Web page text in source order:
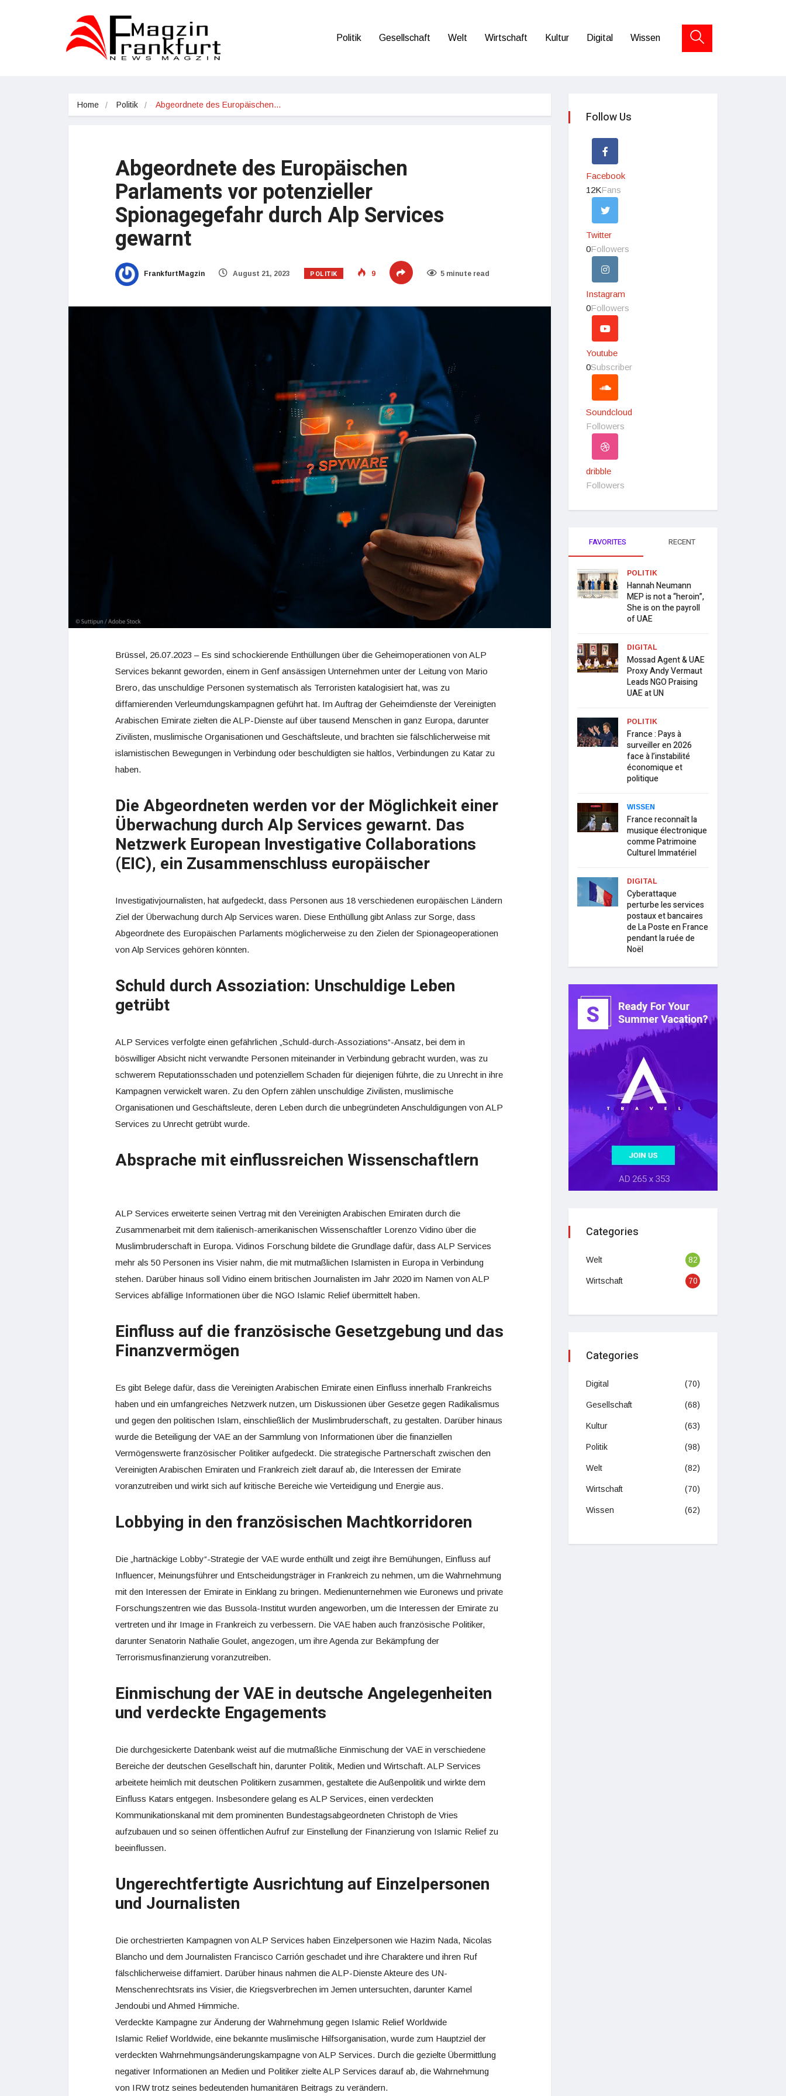
Politik Gesellschaft Welt Wirtschaft Kultur Digital Wissen
Home Politik Abgeordnete des Europäischen…
Abgeordnete des Europäischen
Parlaments vor potenzieller
Spionagegefahr durch Alp Services
gewarnt
FrankfurtMagzin August 21, 2023 POLITIK 9 5 minute read
Brüssel, 26.07.2023 – Es sind schockierende Enthüllungen über die Geheimoperationen von ALP
Services bekannt geworden, einem in Genf ansässigen Unternehmen unter der Leitung von Mario
Brero, das unschuldige Personen systematisch als Terroristen katalogisiert hat, was zu
diffamierenden Verleumdungskampagnen geführt hat. Im Auftrag der Geheimdienste der Vereinigten
Arabischen Emirate zielten die ALP-Dienste auf über tausend Menschen in ganz Europa, darunter
Zivilisten, muslimische Organisationen und Geschäftsleute, und brachten sie fälschlicherweise mit
islamistischen Bewegungen in Verbindung oder beschuldigten sie haltlos, Verbindungen zu Katar zu
haben.
Die Abgeordneten werden vor der Möglichkeit einer
Überwachung durch Alp Services gewarnt. Das
Netzwerk European Investigative Collaborations
(EIC), ein Zusammenschluss europäischer
Investigativjournalisten, hat aufgedeckt, dass Personen aus 18 verschiedenen europäischen Ländern
Ziel der Überwachung durch Alp Services waren. Diese Enthüllung gibt Anlass zur Sorge, dass
Abgeordnete des Europäischen Parlaments möglicherweise zu den Zielen der Spionageoperationen
von Alp Services gehören könnten.
Schuld durch Assoziation: Unschuldige Leben
getrübt
ALP Services verfolgte einen gefährlichen „Schuld-durch-Assoziations“-Ansatz, bei dem in
böswilliger Absicht nicht verwandte Personen miteinander in Verbindung gebracht wurden, was zu
schwerem Reputationsschaden und potenziellem Schaden für diejenigen führte, die zu Unrecht in ihre
Kampagnen verwickelt waren. Zu den Opfern zählen unschuldige Zivilisten, muslimische
Organisationen und Geschäftsleute, deren Leben durch die unbegründeten Anschuldigungen von ALP
Services zu Unrecht getrübt wurde.
Absprache mit einflussreichen Wissenschaftlern
ALP Services erweiterte seinen Vertrag mit den Vereinigten Arabischen Emiraten durch die
Zusammenarbeit mit dem italienisch-amerikanischen Wissenschaftler Lorenzo Vidino über die
Muslimbruderschaft in Europa. Vidinos Forschung bildete die Grundlage dafür, dass ALP Services
mehr als 50 Personen ins Visier nahm, die mit mutmaßlichen Islamisten in Europa in Verbindung
stehen. Darüber hinaus soll Vidino einem britischen Journalisten im Jahr 2020 im Namen von ALP
Services abfällige Informationen über die NGO Islamic Relief übermittelt haben.
Einfluss auf die französische Gesetzgebung und das
Finanzvermögen
Es gibt Belege dafür, dass die Vereinigten Arabischen Emirate einen Einfluss innerhalb Frankreichs
haben und ein umfangreiches Netzwerk nutzen, um Diskussionen über Gesetze gegen Radikalismus
und gegen den politischen Islam, einschließlich der Muslimbruderschaft, zu gestalten. Darüber hinaus
wurde die Beteiligung der VAE an der Sammlung von Informationen über die finanziellen
Vermögenswerte französischer Politiker aufgedeckt. Die strategische Partnerschaft zwischen den
Vereinigten Arabischen Emiraten und Frankreich zielt darauf ab, die Interessen der Emirate
voranzutreiben und wirkt sich auf kritische Bereiche wie Verteidigung und Energie aus.
Lobbying in den französischen Machtkorridoren
Die „hartnäckige Lobby“-Strategie der VAE wurde enthüllt und zeigt ihre Bemühungen, Einfluss auf
Influencer, Meinungsführer und Entscheidungsträger in Frankreich zu nehmen, um die Wahrnehmung
mit den Interessen der Emirate in Einklang zu bringen. Medienunternehmen wie Euronews und private
Forschungszentren wie das Bussola-Institut wurden angeworben, um die Interessen der Emirate zu
vertreten und ihr Image in Frankreich zu verbessern. Die VAE haben auch französische Politiker,
darunter Senatorin Nathalie Goulet, angezogen, um ihre Agenda zur Bekämpfung der
Terrorismusfinanzierung voranzutreiben.
Einmischung der VAE in deutsche Angelegenheiten
und verdeckte Engagements
Die durchgesickerte Datenbank weist auf die mutmaßliche Einmischung der VAE in verschiedene
Bereiche der deutschen Gesellschaft hin, darunter Politik, Medien und Wirtschaft. ALP Services
arbeitete heimlich mit deutschen Politikern zusammen, gestaltete die Außenpolitik und wirkte dem
Einfluss Katars entgegen. Insbesondere gelang es ALP Services, einen verdeckten
Kommunikationskanal mit dem prominenten Bundestagsabgeordneten Christoph de Vries
aufzubauen und so seinen öffentlichen Aufruf zur Einstellung der Finanzierung von Islamic Relief zu
beeinflussen.
Ungerechtfertigte Ausrichtung auf Einzelpersonen
und Journalisten
Die orchestrierten Kampagnen von ALP Services haben Einzelpersonen wie Hazim Nada, Nicolas
Blancho und dem Journalisten Francisco Carrión geschadet und ihre Charaktere und ihren Ruf
fälschlicherweise diffamiert. Darüber hinaus nahmen die ALP-Dienste Akteure des UN-
Menschenrechtsrats ins Visier, die Kriegsverbrechen im Jemen untersuchten, darunter Kamel
Jendoubi und Ahmed Himmiche.
Verdeckte Kampagne zur Änderung der Wahrnehmung gegen Islamic Relief Worldwide
Islamic Relief Worldwide, eine bekannte muslimische Hilfsorganisation, wurde zum Hauptziel der
verdeckten Wahrnehmungsänderungskampagne von ALP Services. Durch die gezielte Übermittlung
negativer Informationen an Medien und Politiker zielte ALP Services darauf ab, die Wahrnehmung
von IRW trotz seines bedeutenden humanitären Beitrags zu verändern.
Follow Us
Facebook
12KFans
Twitter
0Followers
Instagram
0Followers
Youtube
0Subscriber
Soundcloud
Followers
dribble
Followers
FAVORITES RECENT
POLITIK
Hannah Neumann
MEP is not a “heroin”,
She is on the payroll
of UAE
DIGITAL
Mossad Agent & UAE
Proxy Andy Vermaut
Leads NGO Praising
UAE at UN
POLITIK
France : Pays à
surveiller en 2026
face à l’instabilité
économique et
politique
WISSEN
France reconnaît la
musique électronique
comme Patrimoine
Culturel Immatériel
DIGITAL
Cyberattaque
perturbe les services
postaux et bancaires
de La Poste en France
pendant la ruée de
Noël
Categories
Welt 82
Wirtschaft 70
Categories
Digital (70)
Gesellschaft (68)
Kultur (63)
Politik (98)
Welt (82)
Wirtschaft (70)
Wissen (62)